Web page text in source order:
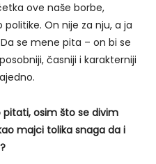
ove naše borbe,
On nije za nju, a ja
se mene pita – on bi se
časniji i karakterniji
pitati, osim što se divim
majci tolika snaga da i